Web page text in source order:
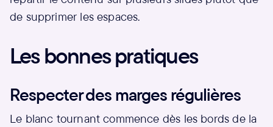
de supprimer les espaces.
Les bonnes pratiques
Respecter des marges régulières
Le blanc tournant commence dès les bords de la